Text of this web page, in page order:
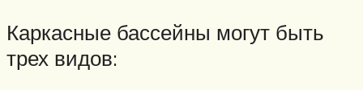
Каркасные бассейны могут быть
трех видов: